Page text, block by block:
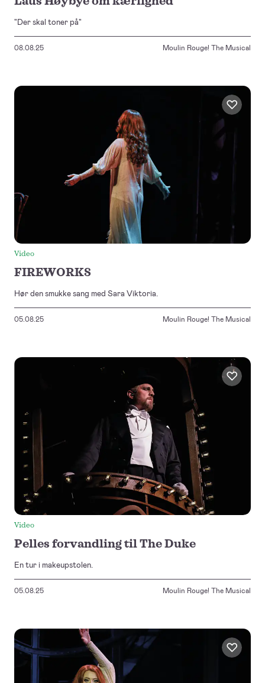
"Der skal toner på"
08.08.25 Moulin Rouge! The Musical
Video
FIREWORKS
Hør den smukke sang med Sara Viktoria.
05.08.25 Moulin Rouge! The Musical
Video
Pelles forvandling til The Duke
En tur i makeupstolen.
05.08.25 Moulin Rouge! The Musical